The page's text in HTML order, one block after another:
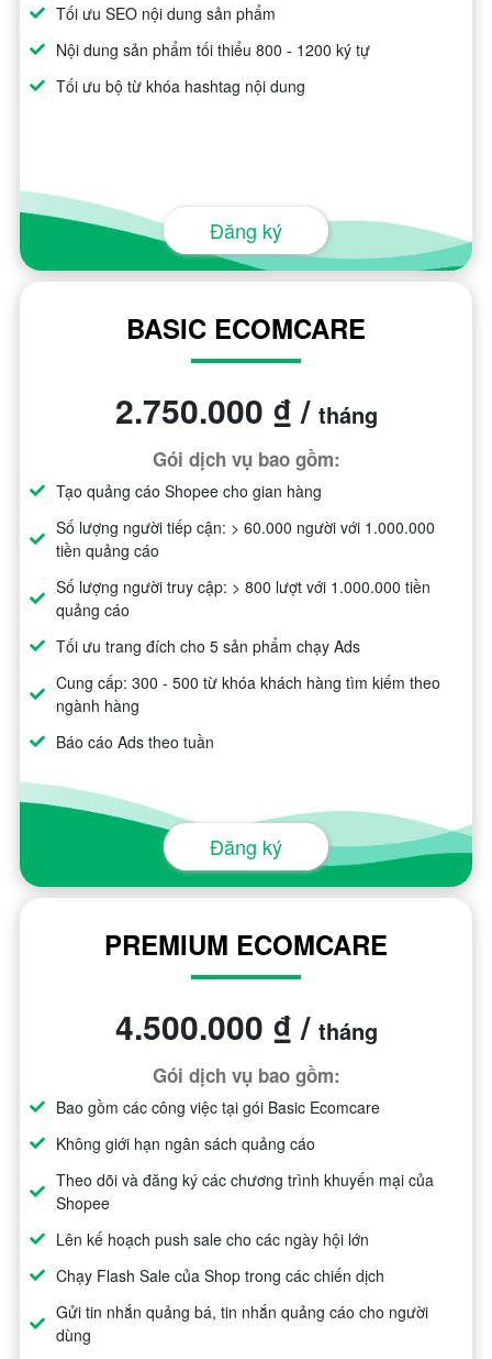
Tối ưu SEO nội dung sản phẩm
Nội dung sản phẩm tối thiểu 800 - 1200 ký tự
Tối ưu bộ từ khóa hashtag nội dung
Đăng ký
BASIC ECOMCARE
2.750.000 ₫ / tháng
Gói dịch vụ bao gồm:
Tạo quảng cáo Shopee cho gian hàng
Số lượng người tiếp cận: > 60.000 người với 1.000.000
tiền quảng cáo
Số lượng người truy cập: > 800 lượt với 1.000.000 tiền
quảng cáo
Tối ưu trang đích cho 5 sản phẩm chạy Ads
Cung cấp: 300 - 500 từ khóa khách hàng tìm kiếm theo
ngành hàng
Báo cáo Ads theo tuần
Đăng ký
PREMIUM ECOMCARE
4.500.000 ₫ / tháng
Gói dịch vụ bao gồm:
Bao gồm các công việc tại gói Basic Ecomcare
Không giới hạn ngân sách quảng cáo
Theo dõi và đăng ký các chương trình khuyến mại của
Shopee
Lên kế hoạch push sale cho các ngày hội lớn
Chạy Flash Sale của Shop trong các chiến dịch
Gửi tin nhắn quảng bá, tin nhắn quảng cáo cho người
dùng